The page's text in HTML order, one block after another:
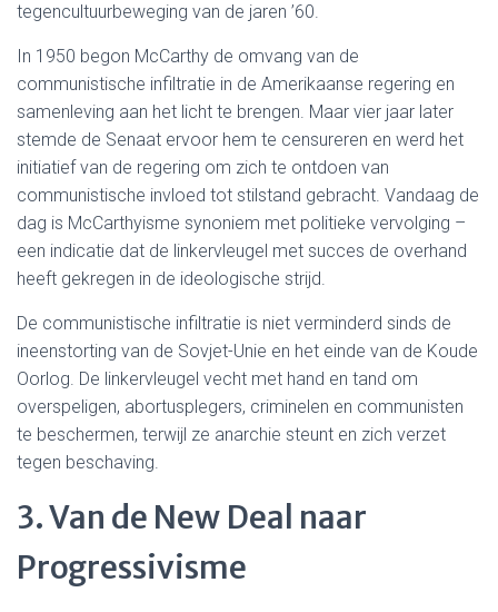
tegencultuurbeweging van de jaren ’60.
In 1950 begon McCarthy de omvang van de
communistische infiltratie in de Amerikaanse regering en
samenleving aan het licht te brengen. Maar vier jaar later
stemde de Senaat ervoor hem te censureren en werd het
initiatief van de regering om zich te ontdoen van
communistische invloed tot stilstand gebracht. Vandaag de
dag is McCarthyisme synoniem met politieke vervolging –
een indicatie dat de linkervleugel met succes de overhand
heeft gekregen in de ideologische strijd.
De communistische infiltratie is niet verminderd sinds de
ineenstorting van de Sovjet-Unie en het einde van de Koude
Oorlog. De linkervleugel vecht met hand en tand om
overspeligen, abortusplegers, criminelen en communisten
te beschermen, terwijl ze anarchie steunt en zich verzet
tegen beschaving.
3. Van de New Deal naar
Progressivisme